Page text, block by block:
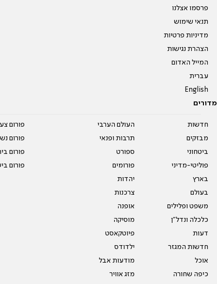
פרסמו אצלנו
תנאי שימוש
מדיניות פרטיות
הצהרת נגישות
המייל האדום
עברית
English
מדורים
חדשות
מבזקים
ביטחוני
פוליטי-מדיני
בארץ
בעולם
משפט ופלילים
כלכלה ונדל"ן
דעות
חדשות המגזר
אוכל
כיפה שחורה
העולם הערבי
תרבות ופנאי
ספורט
פורומים
יהדות
צרכנות
אופנה
מוסיקה
פיוטקאסט
ילדודס
מודעות אבל
מזג אוויר
פורום
פורום
פורום
פורום